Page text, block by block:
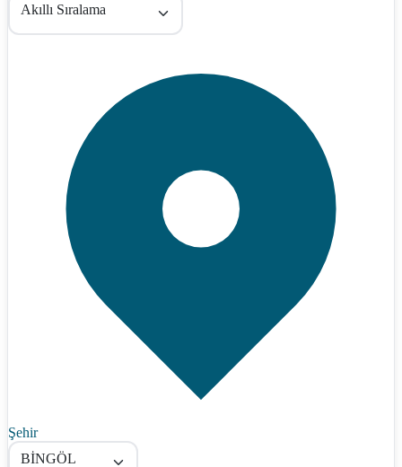
Akıllı Sıralama
Şehir
BİNGÖL